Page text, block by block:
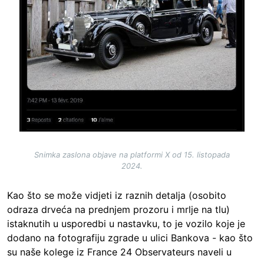
Snimka zaslona objave na platformi X od 15. listopada
2024.
Kao što se može vidjeti iz raznih detalja (osobito
odraza drveća na prednjem prozoru i mrlje na tlu)
istaknutih u usporedbi u nastavku, to je vozilo koje je
dodano na fotografiju zgrade u ulici Bankova - kao što
su naše kolege iz France 24 Observateurs naveli u